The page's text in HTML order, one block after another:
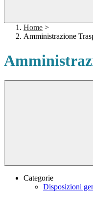
Home >
Amministrazione
Categorie
Disposizioni